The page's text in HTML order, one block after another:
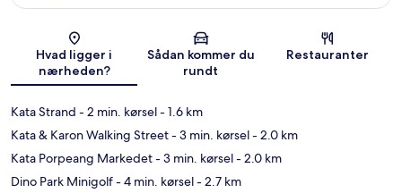
Kort
Hvad ligger i
nærheden?
Sådan kommer du
rundt
Restauranter
Kata Strand - 2 min. kørsel- 1.6 km
Kata & Karon Walking Street- 3 min. kørsel- 2.0 km
Kata Porpeang Markedet- 3 min. kørsel- 2.0 km
Dino Park Minigolf- 4 min. kørsel- 2.7 km